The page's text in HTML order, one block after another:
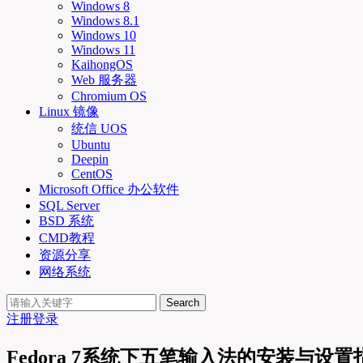
Windows 8
Windows 8.1
Windows 10
Windows 11
KaihongOS
Web 服务器
Chromium OS
Linux 镜像
统信 UOS
Ubuntu
Deepin
CentOS
Microsoft Office 办公软件
SQL Server
BSD 系统
CMD教程
资源分享
网络系统
Search
注册登录
Fedora 7系统下五笔输入法的安装与设置